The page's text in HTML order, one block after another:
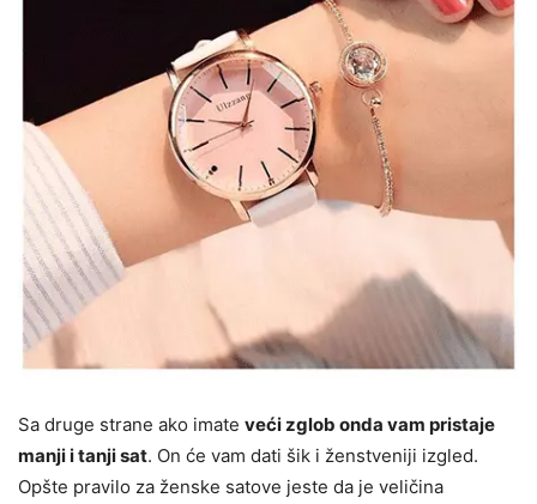
Sa druge strane ako imate veći zglob onda vam pristaje
manji i tanji sat. On će vam dati šik i ženstveniji izgled.
Opšte pravilo za ženske satove jeste da je veličina